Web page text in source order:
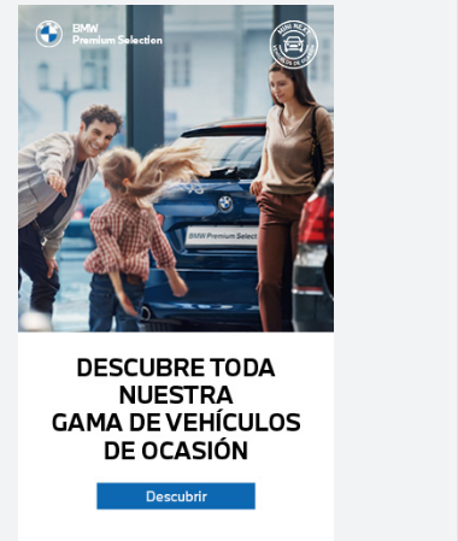
Ago 06,
2026
Mégane – 1.9
dCi 5p. Confort
Authentique
2026
Outlander –